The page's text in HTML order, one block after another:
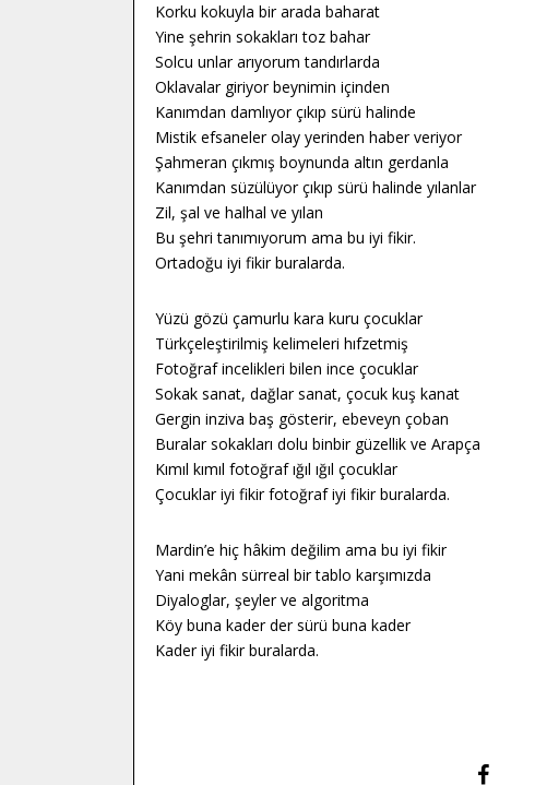
Korku kokuyla bir arada baharat
Yine şehrin sokakları toz bahar
Solcu unlar arıyorum tandırlarda
Oklavalar giriyor beynimin içinden
Kanımdan damlıyor çıkıp sürü halinde
Mistik efsaneler olay yerinden haber veriyor
Şahmeran çıkmış boynunda altın gerdanla
Kanımdan süzülüyor çıkıp sürü halinde yılanlar
Zil, şal ve halhal ve yılan
Bu şehri tanımıyorum ama bu iyi fikir.
Ortadoğu iyi fikir buralarda.
Yüzü gözü çamurlu kara kuru çocuklar
Türkçeleştirilmiş kelimeleri hıfzetmiş
Fotoğraf incelikleri bilen ince çocuklar
Sokak sanat, dağlar sanat, çocuk kuş kanat
Gergin inziva baş gösterir, ebeveyn çoban
Buralar sokakları dolu binbir güzellik ve Arapça
Kımıl kımıl fotoğraf ığıl ığıl çocuklar
Çocuklar iyi fikir fotoğraf iyi fikir buralarda.
Mardin’e hiç hâkim değilim ama bu iyi fikir
Yani mekân sürreal bir tablo karşımızda
Diyaloglar, şeyler ve algoritma
Köy buna kader der sürü buna kader
Kader iyi fikir buralarda.